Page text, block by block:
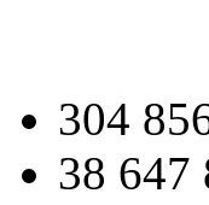
304
38 647